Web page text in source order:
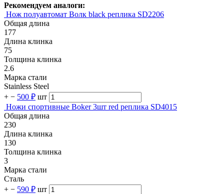
Рекомендуем аналоги:
Нож полуавтомат Волк black реплика SD2206
Общая длина
177
Длина клинка
75
Толщина клинка
2.6
Марка стали
Stainless Steel
+ − 500 ₽ шт
Ножи спортивные Boker 3шт red реплика SD4015
Общая длина
230
Длина клинка
130
Толщина клинка
3
Марка стали
Сталь
+ − 590 ₽ шт